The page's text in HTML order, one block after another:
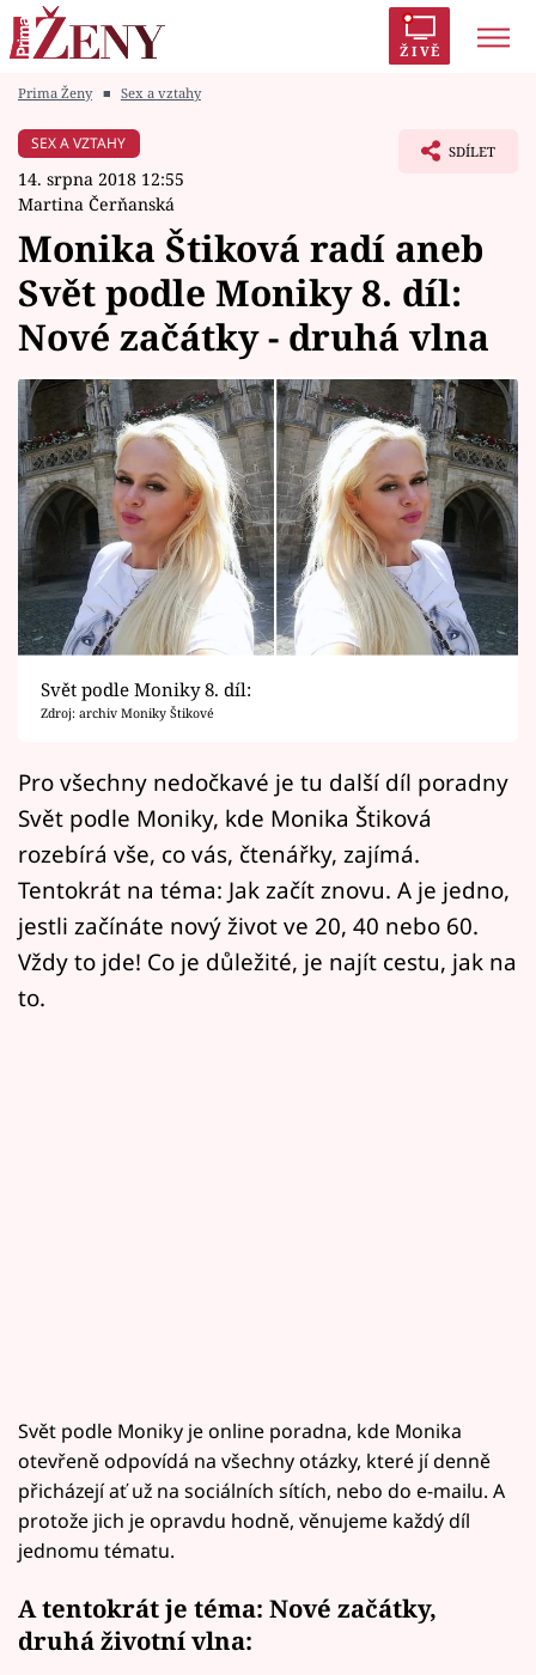
ŽIVĚ
Módní alarm
Témata
Celebrity
Vztahy
Seriály
Horoskopy
Sledujte prima+
Filmový festival Karlovy Vary
Pořady
Mámy sobě
Přihlášení
Sledujte nás
Prima Ženy ■ Sex a vztahy
SEX A VZTAHY
14. srpna 2018 12:55
Martina Čerňanská
SDÍLET
Monika Štiková radí aneb
Svět podle Moniky 8. díl:
Nové začátky - druhá vlna
Svět podle Moniky 8. díl:
Zdroj: archiv Moniky Štikové
Pro všechny nedočkavé je tu další díl poradny
Svět podle Moniky, kde Monika Štiková
rozebírá vše, co vás, čtenářky, zajímá.
Tentokrát na téma: Jak začít znovu. A je jedno,
jestli začínáte nový život ve 20, 40 nebo 60.
Vždy to jde! Co je důležité, je najít cestu, jak na
to.
Svět podle Moniky je online poradna, kde Monika
otevřeně odpovídá na všechny otázky, které jí denně
přicházejí ať už na sociálních sítích, nebo do e-mailu. A
protože jich je opravdu hodně, věnujeme každý díl
jednomu tématu.
A tentokrát je téma: Nové začátky,
druhá životní vlna: